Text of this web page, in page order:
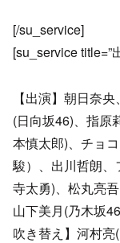
[/su_service]
[su_service title=”
【出演】朝日奈
(日向坂46)、指原
本慎太郎)、チョ
駿）、出川哲朗
寺太勇)、松丸亮
山下美月(乃木坂
吹き替え】河村